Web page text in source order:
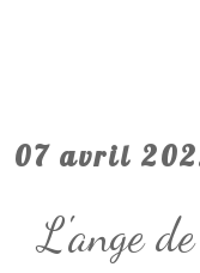
07 avril
L'ange